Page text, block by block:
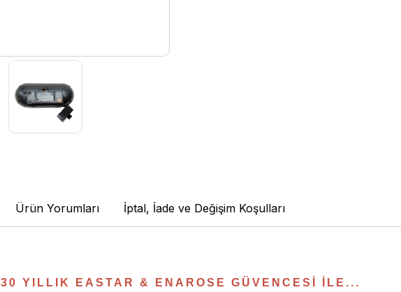
Ürün Yorumları İptal, İade ve Değişim Koşulları
30 YILLIK EASTAR & ENAROSE GÜVENCESI İLE...